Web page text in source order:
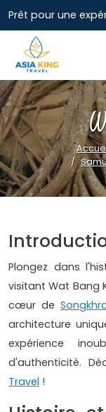
Prêt pour une
Plongez dans
visitant Wat Bang
cœur de
architecture
expérience
d'authenticité.
Travel !